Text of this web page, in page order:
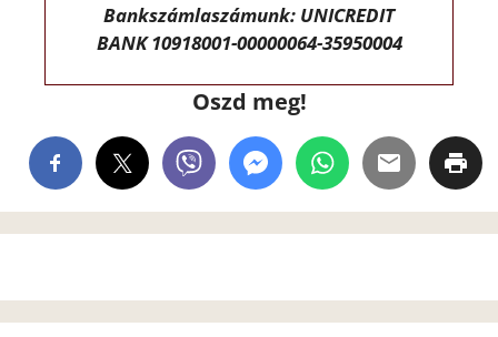
Bankszámlaszámunk: UNICREDIT
BANK 10918001-00000064-35950004
Oszd meg!